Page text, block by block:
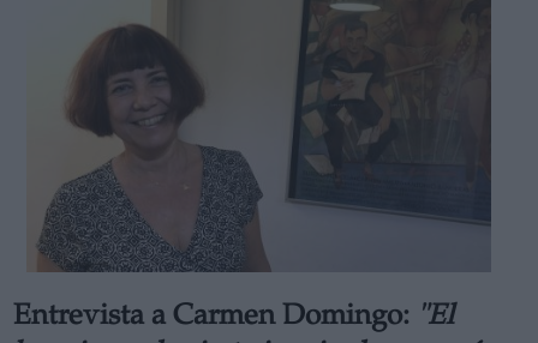
Entrevista a Carmen Domingo: "El